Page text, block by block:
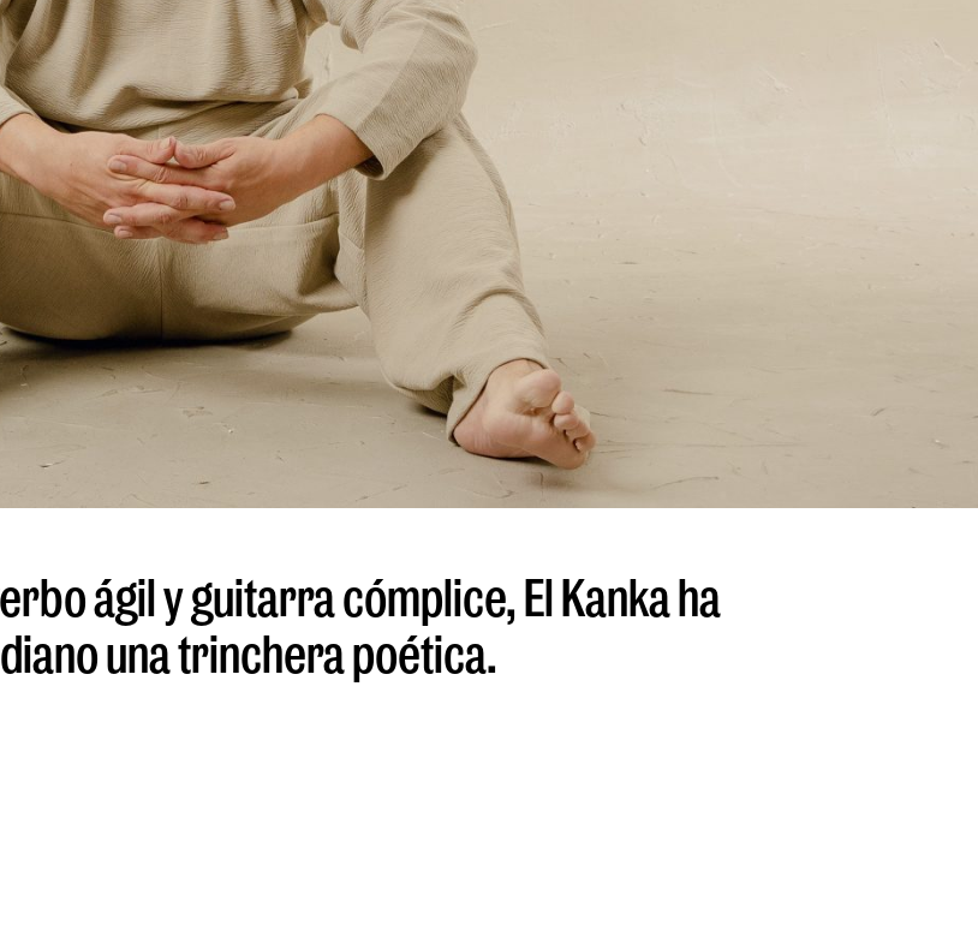
ágil y guitarra cómplice, El Kanka ha
una trinchera poética.